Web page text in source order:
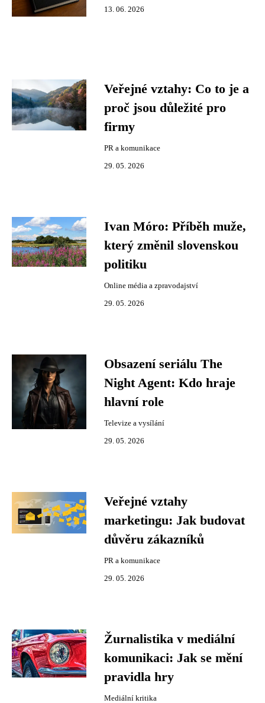
13. 06. 2026
Veřejné vztahy: Co to je a
proč jsou důležité pro
firmy
PR a komunikace
29. 05. 2026
Ivan Móro: Příběh muže,
který změnil slovenskou
politiku
Online média a zpravodajství
29. 05. 2026
Obsazení seriálu The
Night Agent: Kdo hraje
hlavní role
Televize a vysílání
29. 05. 2026
Veřejné vztahy
marketingu: Jak budovat
důvěru zákazníků
PR a komunikace
29. 05. 2026
Žurnalistika v mediální
komunikaci: Jak se mění
pravidla hry
Mediální kritika